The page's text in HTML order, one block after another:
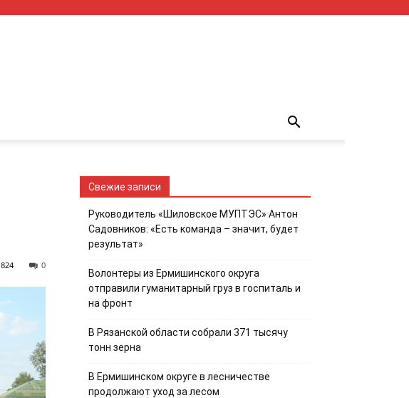
0
824
Свежие записи
Руководитель «Шиловское МУПТЭС» Антон
Садовников: «Есть команда – значит, будет
результат»
Волонтеры из Ермишинского округа
отправили гуманитарный груз в госпиталь и
на фронт
В Рязанской области собрали 371 тысячу
тонн зерна
В Ермишинском округе в лесничестве
продолжают уход за лесом